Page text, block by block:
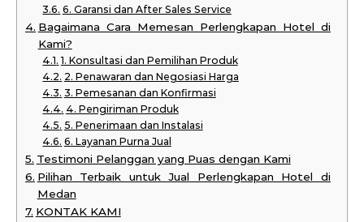
6. Garansi dan After Sales Service
Bagaimana Cara Memesan Perlengkapan Hotel di
Kami?
1. Konsultasi dan Pemilihan Produk
2. Penawaran dan Negosiasi Harga
3. Pemesanan dan Konfirmasi
4. Pengiriman Produk
5. Penerimaan dan Instalasi
6. Layanan Purna Jual
Testimoni Pelanggan yang Puas dengan Kami
Pilihan Terbaik untuk Jual Perlengkapan Hotel di
Medan
KONTAK KAMI